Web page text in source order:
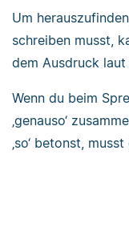
Um
schreiben musst,
dem Ausdruck laut
Wenn du beim
‚genauso‘
‚so‘ betonst,